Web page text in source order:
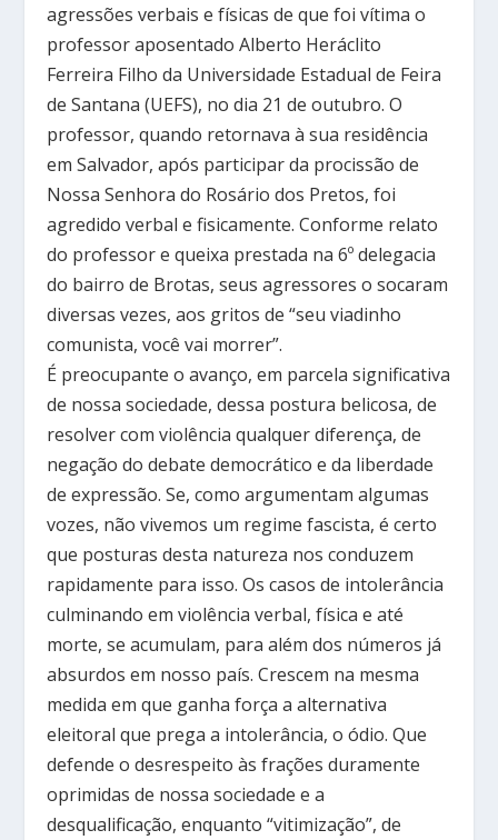
agressões verbais e físicas de que foi vítima o
professor aposentado Alberto Heráclito
Ferreira Filho da Universidade Estadual de Feira
de Santana (UEFS), no dia 21 de outubro. O
professor, quando retornava à sua residência
em Salvador, após participar da procissão de
Nossa Senhora do Rosário dos Pretos, foi
agredido verbal e fisicamente. Conforme relato
do professor e queixa prestada na 6º delegacia
do bairro de Brotas, seus agressores o socaram
diversas vezes, aos gritos de “seu viadinho
comunista, você vai morrer”.
É preocupante o avanço, em parcela significativa
de nossa sociedade, dessa postura belicosa, de
resolver com violência qualquer diferença, de
negação do debate democrático e da liberdade
de expressão. Se, como argumentam algumas
vozes, não vivemos um regime fascista, é certo
que posturas desta natureza nos conduzem
rapidamente para isso. Os casos de intolerância
culminando em violência verbal, física e até
morte, se acumulam, para além dos números já
absurdos em nosso país. Crescem na mesma
medida em que ganha força a alternativa
eleitoral que prega a intolerância, o ódio. Que
defende o desrespeito às frações duramente
oprimidas de nossa sociedade e a
desqualificação, enquanto “vitimização”, de